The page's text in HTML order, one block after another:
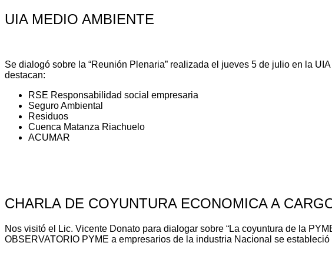
UIA MEDIO AMBIENTE
Se dialogó sobre la “Reunión Plenaria” realizada el jueves 5 de julio en la
destacan:
RSE Responsabilidad social empresaria
Seguro Ambiental
Residuos
Cuenca Matanza Riachuelo
ACUMAR
CHARLA DE COYUNTURA ECONOMICA A
Nos visitó el Lic. Vicente Donato para dialogar sobre “La coyuntura de la
OBSERVATORIO PYME a empresarios de la industria Nacional se